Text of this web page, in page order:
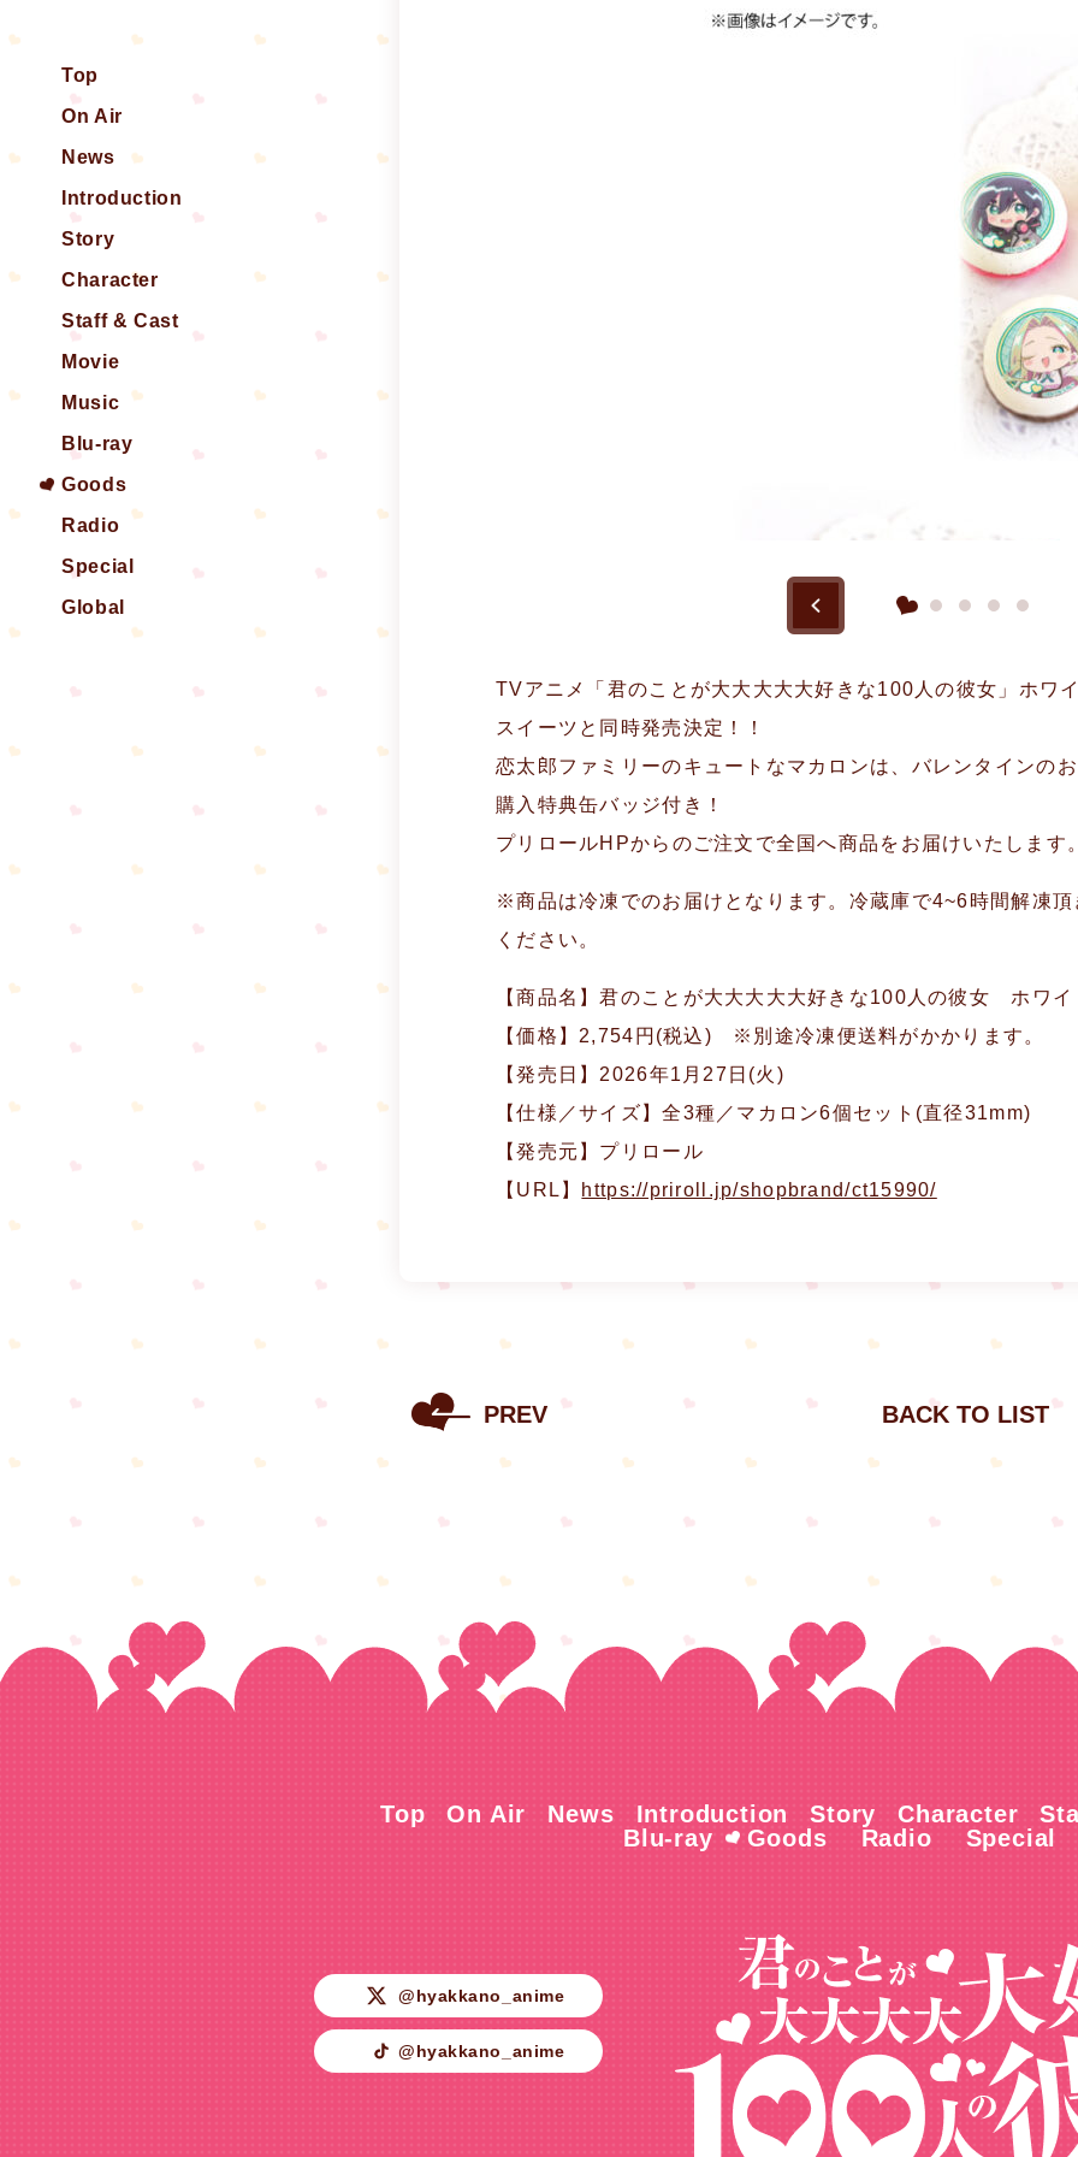
Top
On Air
News
Introduction
Story
Character
Staff & Cast
Movie
Music
Blu-ray
Goods
Radio
Special
Global
TVアニメ「君のことが大大大大大好きな100人の彼女」ホワ
スイーツと同時発売決定！！
恋太郎ファミリーのキュートなマカロンは、バレンタインの
購入特典缶バッジ付き！
プリロールHPからのご注文で全国へ商品をお届けいたします
※商品は冷凍でのお届けとなります。冷蔵庫で4~6時間解凍
ください。
【商品名】君のことが大大大大大好きな100人の彼女 ホワ
【価格】2,754円(税込) ※別途冷凍便送料がかかります。
【発売日】2026年1月27日(火)
【仕様／サイズ】全3種／マカロン6個セット(直径31mm)
【発売元】プリロール
【URL】 https://priroll.jp/shopbrand/ct15990/
PREV BACK TO LIST
Top On Air News Introduction Story Character
Blu-ray
Goods Radio Special
@hyakkano_anime
@hyakkano_anime